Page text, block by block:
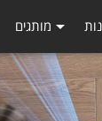
מותגים